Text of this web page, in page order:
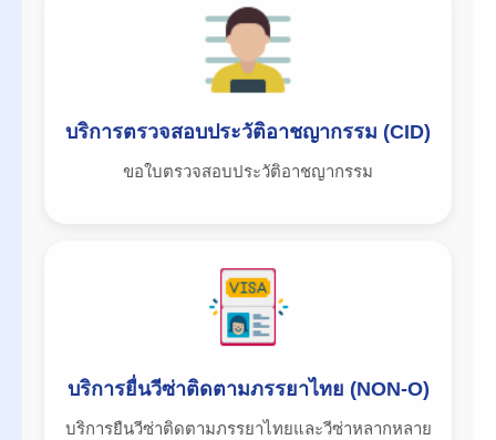
บริการตรวจสอบประวัติอาชญากรรม (CID)
ขอใบตรวจสอบประวัติอาชญากรรม
บริการยื่นวีซ่าติดตามภรรยาไทย (NON-O)
บริการยืนวีซ่าติดตามภรรยาไทยและวีซ่าหลากหลาย